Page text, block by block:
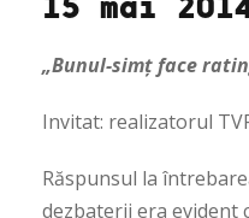
„Bunul-simț face
Invitat: realizatorul
Răspunsul la
dezbaterii era evident